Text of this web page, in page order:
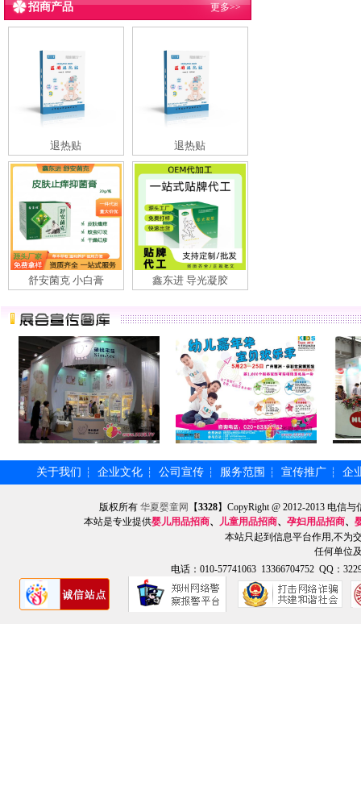
招商产品 更多>>
退热贴 退热贴
舒安菌克 小白膏 鑫东进 导光凝胶
关于我们 ┆ 企业文化 ┆ 公司宣传 ┆ 服务范围 ┆ 宣传推广 ┆ 企
版权所有华夏婴童网 【3328】CopyRight @ 2012-2013 电信
本站是专业提供婴儿用品招商、 儿童用品招商、 孕妇用品招商、
本站只起到信息平台作用,不为
任何单位
电话：010-57741063 13366704752 QQ：